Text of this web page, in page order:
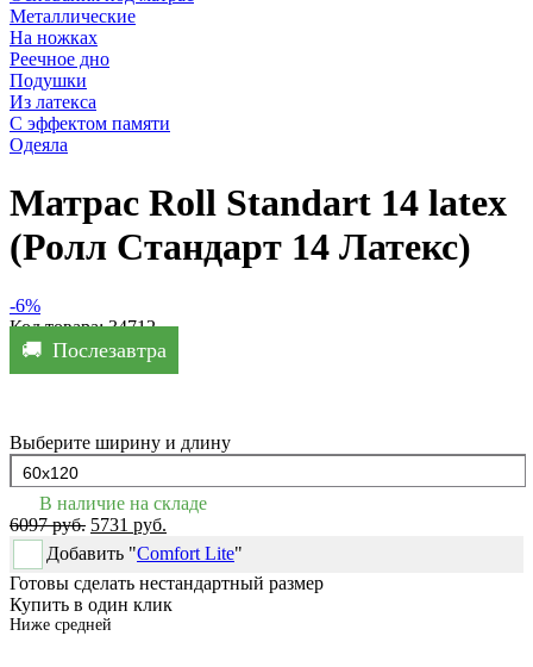
Металлические
На ножках
Реечное дно
Подушки
Из латекса
С эффектом памяти
Одеяла
Матрас Roll Standart 14 latex
(Ролл Стандарт 14 Латекс)
-6%
Код товара: 34712
Послезавтра
Выберите ширину и длину
В наличие на складе
6097 руб. 5731 руб.
Добавить "Comfort Lite"
Готовы сделать нестандартный размер
Купить в один клик
Ниже средней